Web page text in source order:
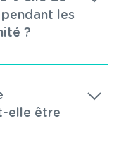
les
?
elle être